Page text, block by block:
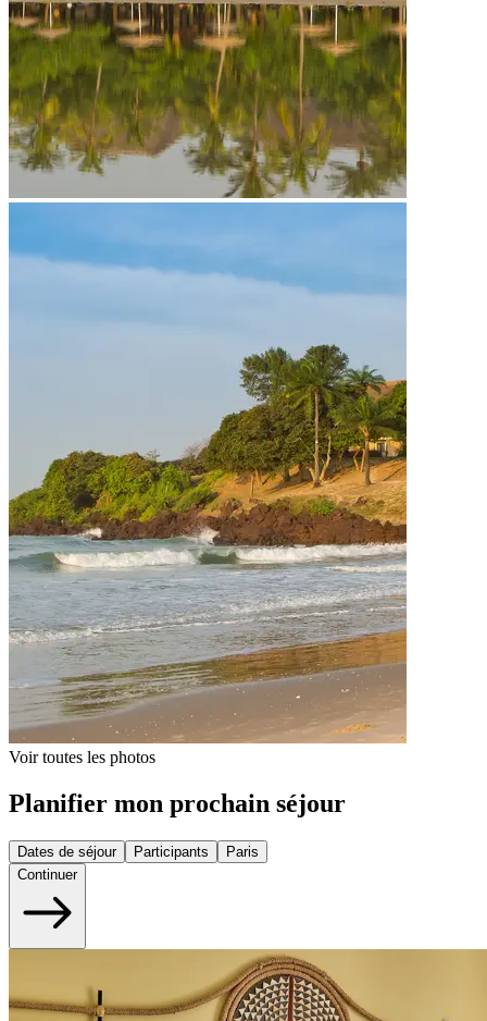
Voir toutes les photos
Planifier mon prochain séjour
Dates de séjour Participants
Paris
Continuer